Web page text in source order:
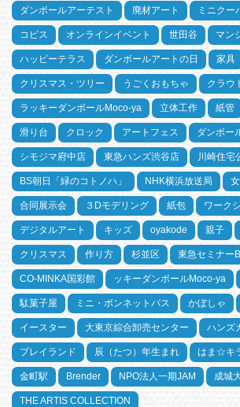
ダンボールアーテスト 廃材アート ミニクー
コピス オンラインイベント 世田谷 マン
ハッピーテラス ダンボールアートの日 家具
クリスマス・ツリー うごくおもちゃ クラウ
ラッキーダンボールMoco-ya 立体工作 紙管
滑り台 クロック アートフェス ダンボー
シモジマ府中店 東急ハンズ渋谷店 川崎住宅
BS朝日「緑のコトノハ」 NHK横浜放送局
合同展示会 ３Dモデリング 紙包 ワーク
デジタルアート キッズ oyakode 親子
クリスマス 作り方 杉並区 東急セミナー
CO-MINKA国彩館 ッキーダンボールMoco-ya
駄菓子屋 ミニ・ボンネットバス かぼしゃ
イースター 大東京綜合卸売センター ハンズ
プレイランド 辰（たつ）年生まれ はま☆キ
金町駅 Brender NPO法人一期JAM 成城
THE ARTIS COLLECTION